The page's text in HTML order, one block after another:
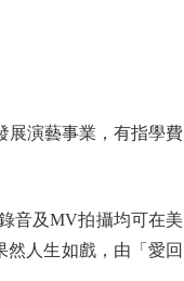
展演藝事業，有指學費
音及MV拍攝均可在美
然人生如戲，由「愛回